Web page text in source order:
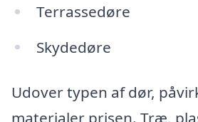
Terrassedøre
Skydedøre
Udover typen af dør,
materialer prisen. Træ,